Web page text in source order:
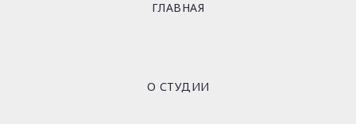
ГЛАВНАЯ
О СТУДИИ